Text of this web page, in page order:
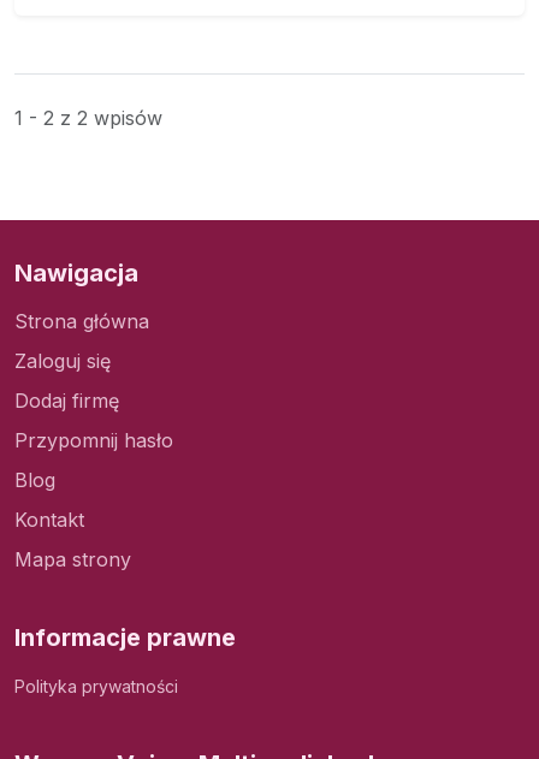
1 - 2 z 2 wpisów
Nawigacja
Strona główna
Zaloguj się
Dodaj firmę
Przypomnij hasło
Blog
Kontakt
Mapa strony
Informacje prawne
Polityka prywatności